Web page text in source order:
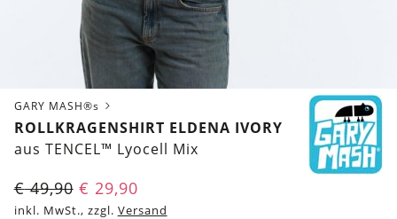
GARY MASH®s
ROLLKRAGENSHIRT ELDENA IVORY
aus TENCEL™ Lyocell Mix
€49,90 € 29,90
inkl. MwSt., zzgl. Versand